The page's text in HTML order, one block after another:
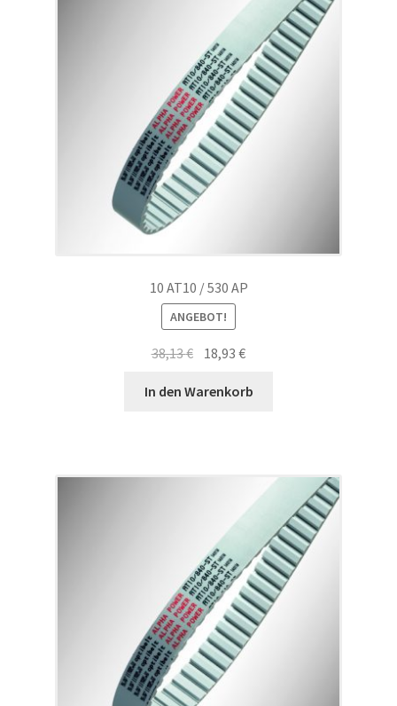
10 AT10 / 530 AP
ANGEBOT!
38,13€ Ursprünglicher
war:
18,93€Aktueller
ist:
In den Warenkorb